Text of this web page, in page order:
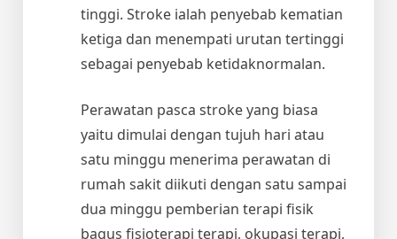
tinggi. Stroke ialah penyebab kematian
ketiga dan menempati urutan tertinggi
sebagai penyebab ketidaknormalan.
Perawatan pasca stroke yang biasa
yaitu dimulai dengan tujuh hari atau
satu minggu menerima perawatan di
rumah sakit diikuti dengan satu sampai
dua minggu pemberian terapi fisik
bagus fisioterapi terapi, okupasi terapi,